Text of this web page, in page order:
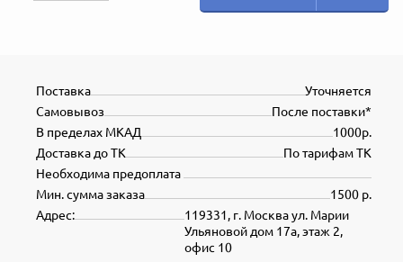
Уточняется
Поставка
После поставки*
Самовывоз
1000р.
В пределах МКАД
По тарифам ТК
Доставка до ТК
Необходима предоплата
1500 р.
Мин. сумма заказа
119331, г. Москва ул. Марии
Ульяновой дом 17а, этаж 2,
офис 10
Адрес: